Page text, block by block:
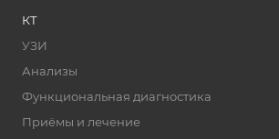
КТ
УЗИ
Анализы
Функциональная диагностика
Приёмы и лечение